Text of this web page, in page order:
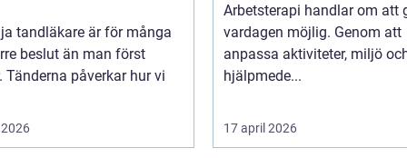
tandläkare är för många
beslut än man först
Tänderna påverkar hur vi
Arbetsterapi handlar om att
vardagen möjlig. Genom att
anpassa aktiviteter, miljö
hjälpmede...
17 april 2026